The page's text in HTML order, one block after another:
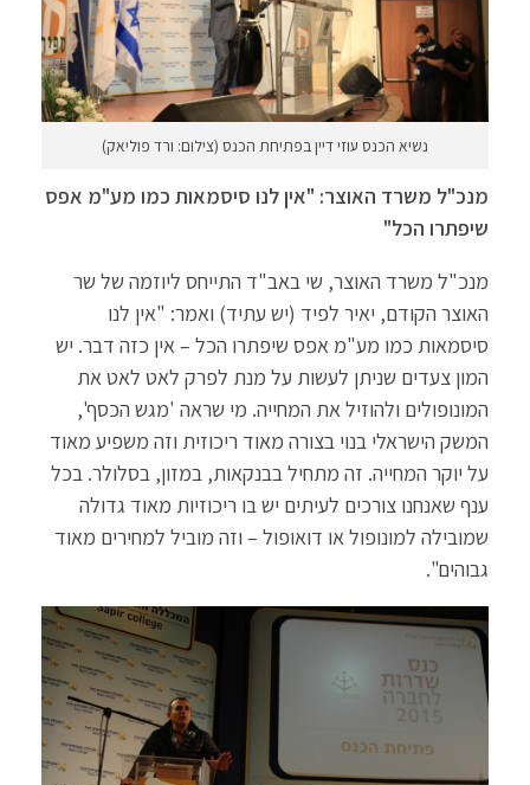
נשיא הכנס עוזי דיין בפתיחת הכנס (צילום: ורד פוליאק)
מנכ"ל משרד האוצר: "אין לנו סיסמאות כמו מע"מ אפס
שיפתרו הכל"
מנכ"ל משרד האוצר, שי באב"ד התייחס ליוזמה של שר
האוצר הקודם, יאיר לפיד (יש עתיד) ואמר: "אין לנו
סיסמאות כמו מע"מ אפס שיפתרו הכל – אין כזה דבר. יש
המון צעדים שניתן לעשות על מנת לפרק לאט לאט את
המונופולים ולהוזיל את המחייה. מי שראה 'מגש הכסף',
המשק הישראלי בנוי בצורה מאוד ריכוזית וזה משפיע מאוד
על יוקר המחייה. זה מתחיל בבנקאות, במזון, בסלולר. בכל
ענף שאנחנו צורכים לעיתים יש בו ריכוזיות מאוד גדולה
שמובילה למונופול או דואופול – וזה מוביל למחירים מאוד
גבוהים".